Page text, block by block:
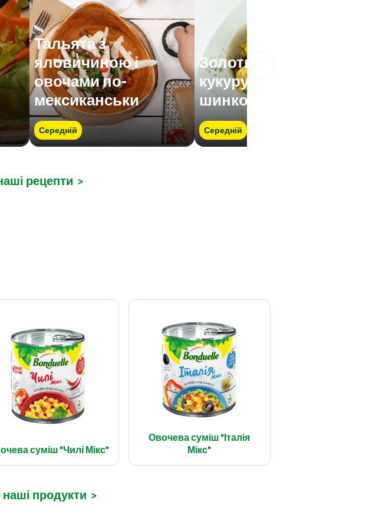
Тальята з
яловичиною і
овочами по-
мексиканськи
Середній
Золотисті млинці з
кукурудзою,
шинкою і спаржею
Середній
рецепти >
суміш "Чилі Мікс"
Овочева суміш "Італія
Мікс"
продукти >